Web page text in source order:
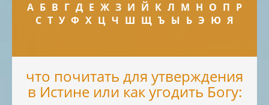
А Б В Г Д Е Ж З И Й К Л М Н О П Р
С Т У Ф Х Ц Ч Ш Щ Ъ Ы Ь Э Ю Я
что почитать для утверждения
в Истине или как угодить Богу: